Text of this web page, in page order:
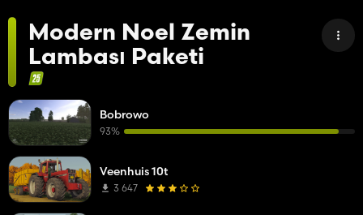
Modern Noel Zemin
Lambası Paketi
Bobrowo
93%
Veenhuis 10t
3 647